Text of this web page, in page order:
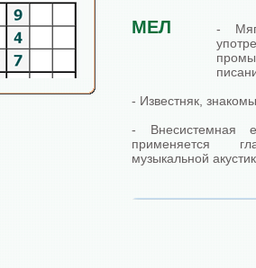
МЕЛ
-
- Известняк,
- Внесистемная
применяется
музыкальной